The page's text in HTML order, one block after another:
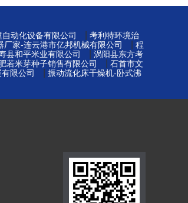
自动化设备有限公司
考利特环境治
家-连云港市亿邦机械有限公司
程
县和平米业有限公司
涡阳县东方考
若米芽种子销售有限公司
石首市文
限公司
振动流化床干燥机-卧式沸